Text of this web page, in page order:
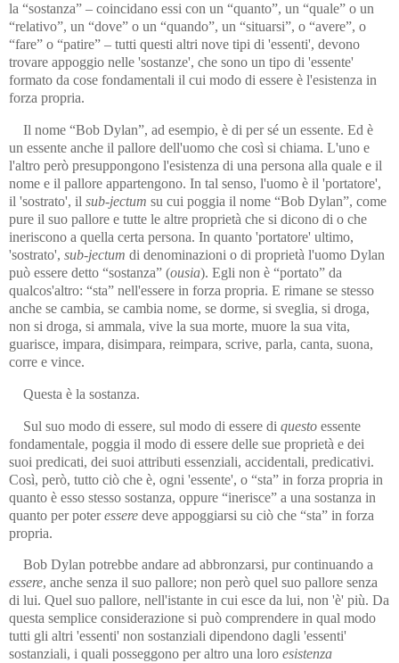
la “sostanza” – coincidano essi con un “quanto”, un “quale” o un
“relativo”, un “dove” o un “quando”, un “situarsi”, o “avere”, o
“fare” o “patire” – tutti questi altri nove tipi di 'essenti', devono
trovare appoggio nelle 'sostanze', che sono un tipo di 'essente'
formato da cose fondamentali il cui modo di essere è l'esistenza in
forza propria.
Il nome “Bob Dylan”, ad esempio, è di per sé un essente. Ed è
un essente anche il pallore dell'uomo che così si chiama. L'uno e
l'altro però presuppongono l'esistenza di una persona alla quale e il
nome e il pallore appartengono. In tal senso, l'uomo è il 'portatore',
il 'sostrato', il sub-jectum su cui poggia il nome “Bob Dylan”, come
pure il suo pallore e tutte le altre proprietà che si dicono di o che
ineriscono a quella certa persona. In quanto 'portatore' ultimo,
'sostrato', sub-jectum di denominazioni o di proprietà l'uomo Dylan
può essere detto “sostanza” (ousia). Egli non è “portato” da
qualcos'altro: “sta” nell'essere in forza propria. E rimane se stesso
anche se cambia, se cambia nome, se dorme, si sveglia, si droga,
non si droga, si ammala, vive la sua morte, muore la sua vita,
guarisce, impara, disimpara, reimpara, scrive, parla, canta, suona,
corre e vince.
Questa è la sostanza.
Sul suo modo di essere, sul modo di essere di questo essente
fondamentale, poggia il modo di essere delle sue proprietà e dei
suoi predicati, dei suoi attributi essenziali, accidentali, predicativi.
Così, però, tutto ciò che è, ogni 'essente', o “sta” in forza propria in
quanto è esso stesso sostanza, oppure “inerisce” a una sostanza in
quanto per poteressere deve appoggiarsi su ciò che “sta” in forza
propria.
Bob Dylan potrebbe andare ad abbronzarsi, pur continuando a
es­se­re, anche senza il suo pallore; non però quel suo pallore senza
di lui. Quel suo pallore, nell'istante in cui esce da lui, non 'è' più. Da
questa semplice considerazione si può comprendere in qual modo
tutti gli altri 'essenti' non sostanziali dipendono dagli 'essenti'
sostanziali, i quali pos­seggono per altro una loro esistenza